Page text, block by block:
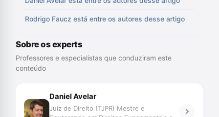
Rodrigo Faucz está entre os autores desse artigo
Sobre os experts
Professores e especialistas que conduziram este
conteúdo
Daniel Avelar
Juiz de Direito (TJPR) Mestre e